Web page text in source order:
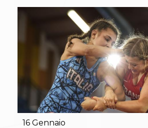
Gare e Risultati
Archivio eventi
Dove siamo
Media
Partners
Trasparenza
Judo
La disciplina
News
Attività Didattica
Gare e Risultati
Albi Federali
16 Gennaio